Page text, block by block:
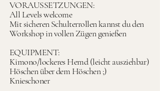
VORAUSSETZUNGEN:
All Levels welcome
Mit sicheren Schulterrollen kannst du den
Workshop in vollen Zügen genießen
EQUIPMENT:
Kimono/lockeres Hemd (leicht ausziehbar)
Höschen über dem Höschen ;)
Knieschoner